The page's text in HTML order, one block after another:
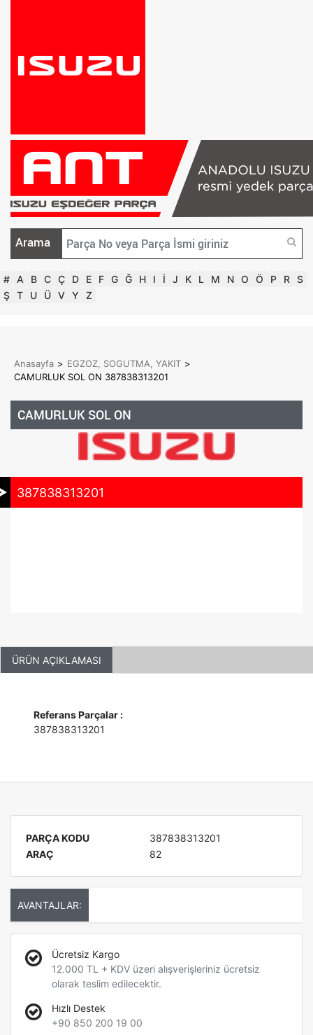
Arama
# A B C Ç D E F G Ğ H I İ J K L M N O Ö P R S
Ş T U Ü V Y Z
Anasayfa > EGZOZ, SOGUTMA, YAKIT >
CAMURLUK SOL ON 387838313201
CAMURLUK SOL ON
387838313201
ÜRÜN AÇIKLAMASI
Referans Parçalar :
387838313201
PARÇA KODU
387838313201
ARAÇ
82
AVANTAJLAR:
Ücretsiz Kargo
12.000 TL + KDV üzeri alışverişleriniz ücretsiz
olarak teslim edilecektir.
Hızlı Destek
+90 850 200 19 00